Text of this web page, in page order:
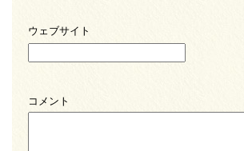
ウェブサイト
コメント